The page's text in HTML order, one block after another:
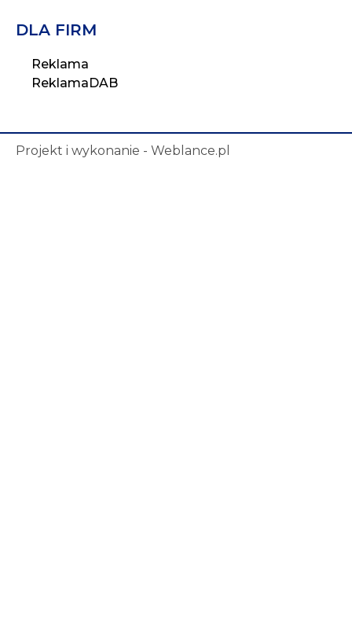
DLA FIRM
Reklama
ReklamaDAB
Projekt i wykonanie - Weblance.pl